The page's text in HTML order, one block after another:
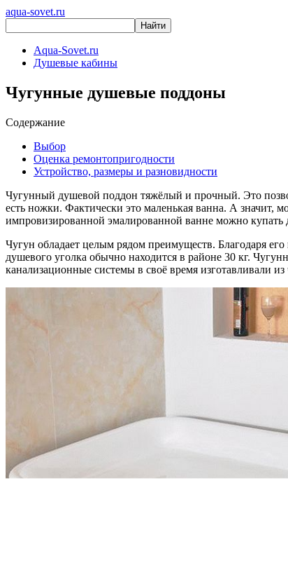
aqua-sovet.ru
Aqua-Sovet.ru
Душевые кабины
Чугунные душевые поддоны
Содержание
Выбор
Оценка ремонтопригодности
Устройство, размеры и разновидности
Чугунный душевой поддон тяжёлый и прочный. Это
есть ножки. Фактически это маленькая ванна. А значит,
импровизированной эмалированной ванне можно купать
Чугун обладает целым рядом преимуществ. Благодаря
душевого уголка обычно находится в районе 30 кг.
канализационные системы в своё время изготавливали из